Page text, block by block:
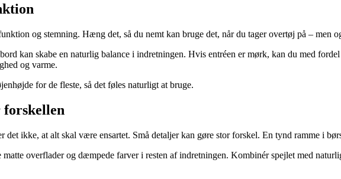
og stemning. Hæng det, så du nemt kan bruge det, når du tager overtøj på – men
kan skabe en naturlig balance i indretningen. Hvis entréen er mørk, kan du med
og varme.
for de fleste, så det føles naturligt at bruge.
det ikke, at alt skal være ensartet. Små detaljer kan gøre stor forskel. En tynd ramme i
overflader og dæmpede farver i resten af indretningen. Kombinér spejlet med